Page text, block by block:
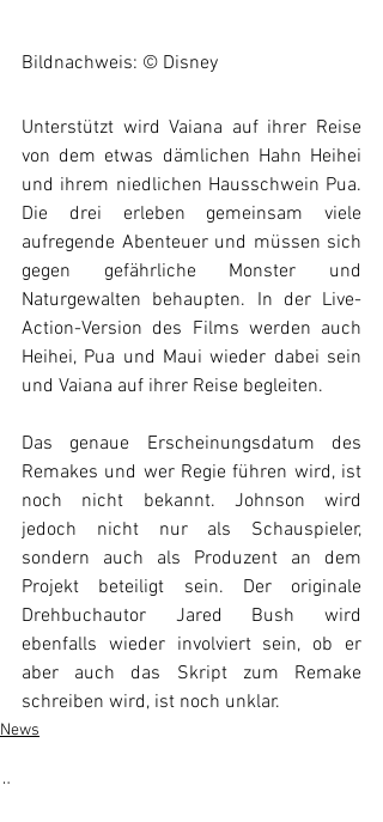
Bildnachweis: © Disney
Unterstützt wird Vaiana auf ihrer Reise
von dem etwas dämlichen Hahn Heihei
und ihrem niedlichen Hausschwein Pua.
Die drei erleben gemeinsam viele
aufregende Abenteuer und müssen sich
gegen gefährliche Monster und
Naturgewalten behaupten. In der Live-
Action-Version des Films werden auch
Heihei, Pua und Maui wieder dabei sein
und Vaiana auf ihrer Reise begleiten.
Das genaue Erscheinungsdatum des
Remakes und wer Regie führen wird, ist
noch nicht bekannt. Johnson wird
jedoch nicht nur als Schauspieler,
sondern auch als Produzent an dem
Projekt beteiligt sein. Der originale
Drehbuchautor Jared Bush wird
ebenfalls wieder involviert sein, ob er
aber auch das Skript zum Remake
schreiben wird, ist noch unklar.
News